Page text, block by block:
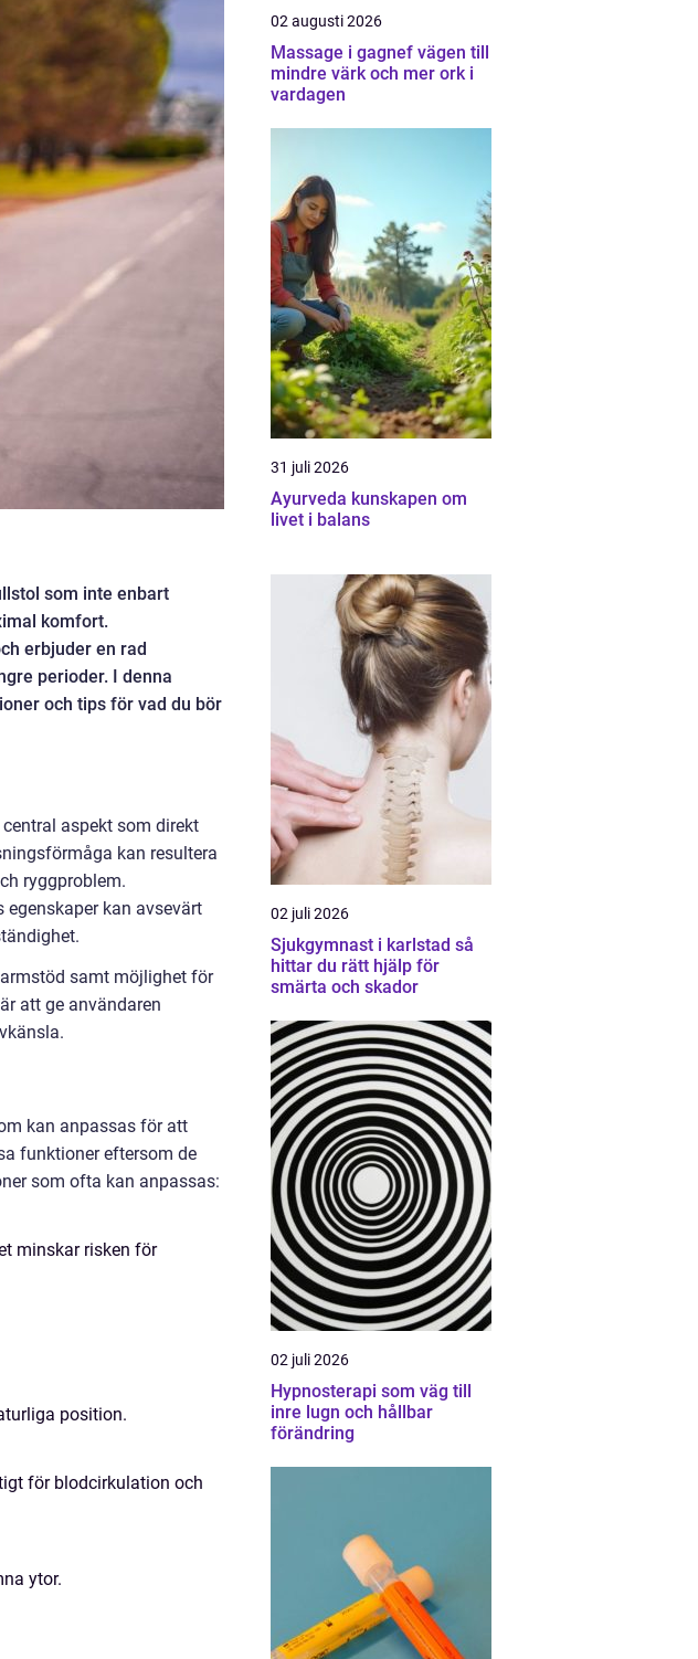
som inte enbart
komfort.
erbjuder en rad
perioder. I denna
och tips för vad du bör
aspekt som direkt
kan resultera
ryggproblem.
kan avsevärt
samt möjlighet för
att ge användaren
kan anpassas för att
funktioner eftersom de
som ofta kan anpassas:
minskar risken för
position.
för blodcirkulation och
ytor.
02 augusti 2026
Massage i gagnef vägen till
mindre värk och mer ork i
vardagen
31 juli 2026
Ayurveda kunskapen om
livet i balans
02 juli 2026
Sjukgymnast i karlstad så
hittar du rätt hjälp för
smärta och skador
02 juli 2026
Hypnosterapi som väg till
inre lugn och hållbar
förändring